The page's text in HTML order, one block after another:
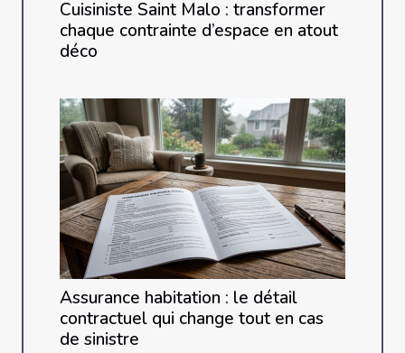
Cuisiniste Saint Malo : transformer
chaque contrainte d’espace en atout
déco
Assurance habitation : le détail
contractuel qui change tout en cas
de sinistre